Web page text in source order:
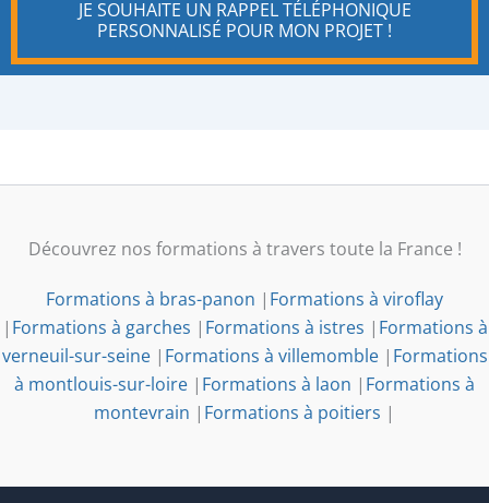
JE SOUHAITE UN RAPPEL TÉLÉPHONIQUE
PERSONNALISÉ POUR MON PROJET !
Découvrez nos formations à travers toute la France !
Formations à bras-panon | Formations à viroflay
| Formations à garches | Formations à istres | Formations à
verneuil-sur-seine| Formations à villemomble| Formations
à montlouis-sur-loire | Formations à laon | Formations à
montevrain | Formations à poitiers |